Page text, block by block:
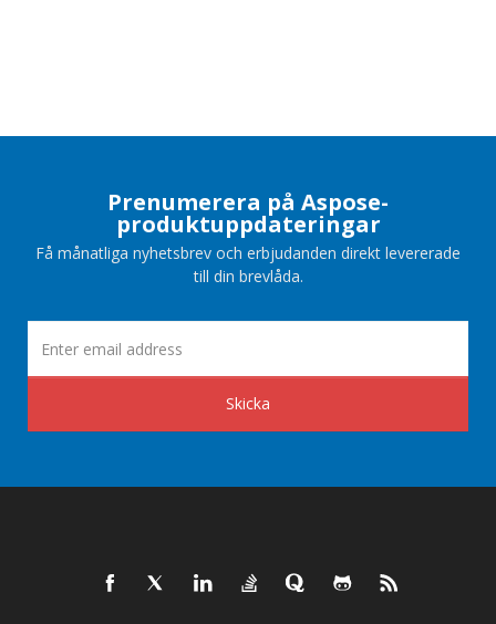
Prenumerera på Aspose-
produktuppdateringar
Få månatliga nyhetsbrev och erbjudanden direkt levererade
till din brevlåda.
Skicka